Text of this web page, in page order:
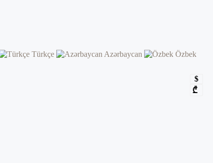
Türkçe Azərbaycan
Özbek
$
₾